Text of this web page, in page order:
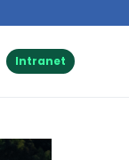
Intranet